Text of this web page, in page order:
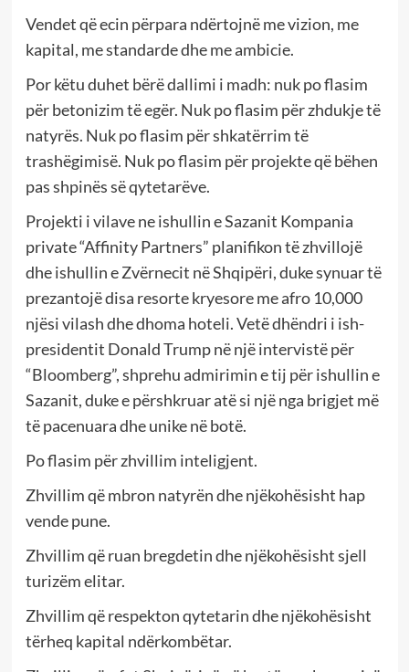
Vendet që ecin përpara ndërtojnë me vizion, me
kapital, me standarde dhe me ambicie.
Por këtu duhet bërë dallimi i madh: nuk po flasim
për betonizim të egër. Nuk po flasim për zhdukje të
natyrës. Nuk po flasim për shkatërrim të
trashëgimisë. Nuk po flasim për projekte që bëhen
pas shpinës së qytetarëve.
Projekti i vilave ne ishullin e Sazanit Kompania
private “Affinity Partners” planifikon të zhvillojë
dhe ishullin e Zvërnecit në Shqipëri, duke synuar të
prezantojë disa resorte kryesore me afro 10,000
njësi vilash dhe dhoma hoteli. Vetë dhëndri i ish-
presidentit Donald Trump në një intervistë për
“Bloomberg”, shprehu admirimin e tij për ishullin e
Sazanit, duke e përshkruar atë si një nga brigjet më
të pacenuara dhe unike në botë.
Po flasim për zhvillim inteligjent.
Zhvillim që mbron natyrën dhe njëkohësisht hap
vende pune.
Zhvillim që ruan bregdetin dhe njëkohësisht sjell
turizëm elitar.
Zhvillim që respekton qytetarin dhe njëkohësisht
tërheq kapital ndërkombëtar.